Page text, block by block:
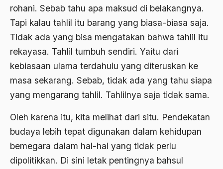
rohani. Sebab tahu apa maksud di belakangnya.
Tapi kalau tahlil itu barang yang biasa-biasa saja.
Tidak ada yang bisa mengatakan bahwa tahlil itu
rekayasa. Tahlil tumbuh sendiri. Yaitu dari
kebiasaan ulama terdahulu yang diteruskan ke
masa sekarang. Sebab, tidak ada yang tahu siapa
yang mengarang tahlil. Tahlilnya saja tidak sama.
Oleh karena itu, kita melihat dari situ. Pendekatan
budaya lebih tepat digunakan dalam kehidupan
bemegara dalam hal-hal yang tidak perlu
dipolitikkan. Di sini letak pentingnya bahsul
Bank Summa
bank syariah
Banser
Banten
Banyuwangi
Bapak Koperasi
Barathiya Janata Party
BArisan Nasional
Barroness Cox